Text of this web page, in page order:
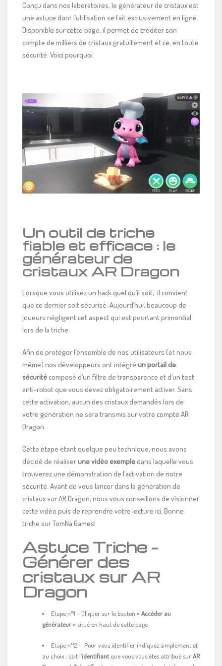
Conçu dans nos laboratoires, le générateur de cristaux est
une astuce dont l’utilisation se fait exclusivement en ligne.
Disponible sur cette page, il permet de créditer son
compte de milliers de cristaux gratuitement et ce, en toute
sécurité. Voici pourquoi.
Un outil de triche
fiable et efficace : le
générateur de
cristaux AR Dragon
Lorsque vous utilisez un hack quel qu’il soit, il convient
que ce dernier soit sécurisé. Aujourd’hui, beaucoup de
joueurs négligent cet aspect qui est pourtant primordial
lors de la triche.
Afin de protéger l’ensemble de nos utilisateurs (et nous
même) nos développeurs ont intégré un portail de
sécuritécomposé d’un filtre de transparence et d’un test
anti-robot que vous devez obligatoirement activer. Sans
cette activation, aucun des cristaux demandés lors de
votre génération ne sera transmis sur votre compte AR
Dragon.
Cette étape étant quelque peu technique, nous avons
décidé de réaliserune vidéo exempledans laquelle vous
trouverez une démonstration de l’activation de notre
sécurité. Avant de vous lancer dans la génération de
cristaux sur AR Dragon, nous vous conseillons de visionner
cette vidéo puis de reprendre votre lecture ici. Bonne
triche sur TomNa Games!
Astuce Triche –
Générer des
cristaux sur AR
Dragon
Étape n°1 – Cliquer sur le bouton « Accéder au
générateur» situé en haut de cette page
Étape n°2 – Pour vous identifier indiquez simplement et
au choix : soit l’identifiantque vous vous êtes attribué surAR